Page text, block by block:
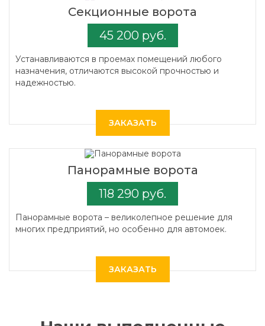
Секционные ворота
45 200 руб.
Устанавливаются в проемах помещений любого
назначения, отличаются высокой прочностью и
надежностью.
ЗАКАЗАТЬ
Панорамные ворота
118 290 руб.
Панорамные ворота – великолепное решение для
многих предприятий, но особенно для автомоек.
ЗАКАЗАТЬ